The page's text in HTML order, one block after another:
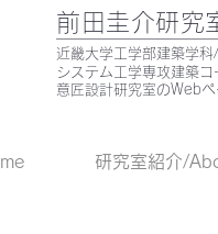
前田圭介研究
近畿大学工学部建築学
システム工学専攻建築
意匠設計研究室のWebペ
研究室紹介/